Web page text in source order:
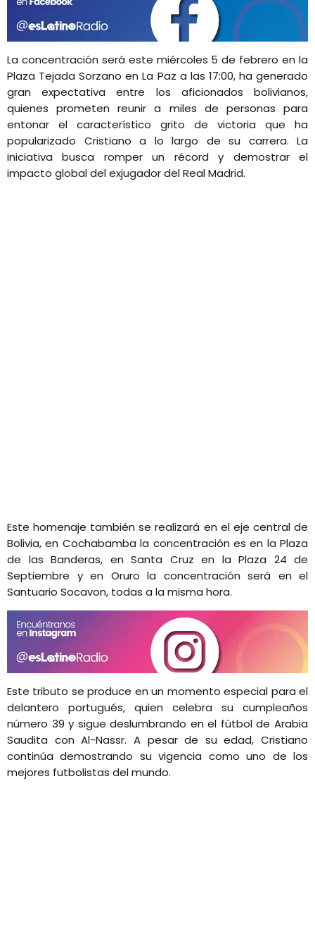
La concentración será este miércoles 5 de febrero en la
Plaza Tejada Sorzano en La Paz a las 17:00, ha generado
gran expectativa entre los aficionados bolivianos,
quienes prometen reunir a miles de personas para
entonar el característico grito de victoria que ha
popularizado Cristiano a lo largo de su carrera. La
iniciativa busca romper un récord y demostrar el
impacto global del exjugador del Real Madrid.
Este homenaje también se realizará en el eje central de
Bolivia, en Cochabamba la concentración es en la Plaza
de las Banderas, en Santa Cruz en la Plaza 24 de
Septiembre y en Oruro la concentración será en el
Santuario Socavon, todas a la misma hora.
Este tributo se produce en un momento especial para el
delantero portugués, quien celebra su cumpleaños
número 39 y sigue deslumbrando en el fútbol de Arabia
Saudita con Al-Nassr. A pesar de su edad, Cristiano
continúa demostrando su vigencia como uno de los
mejores futbolistas del mundo.